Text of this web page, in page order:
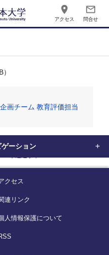
place
アクセス
mail_outline
問合せ
画チーム 教育評価担当
ーション
クセス
連リンク
人情報保護について